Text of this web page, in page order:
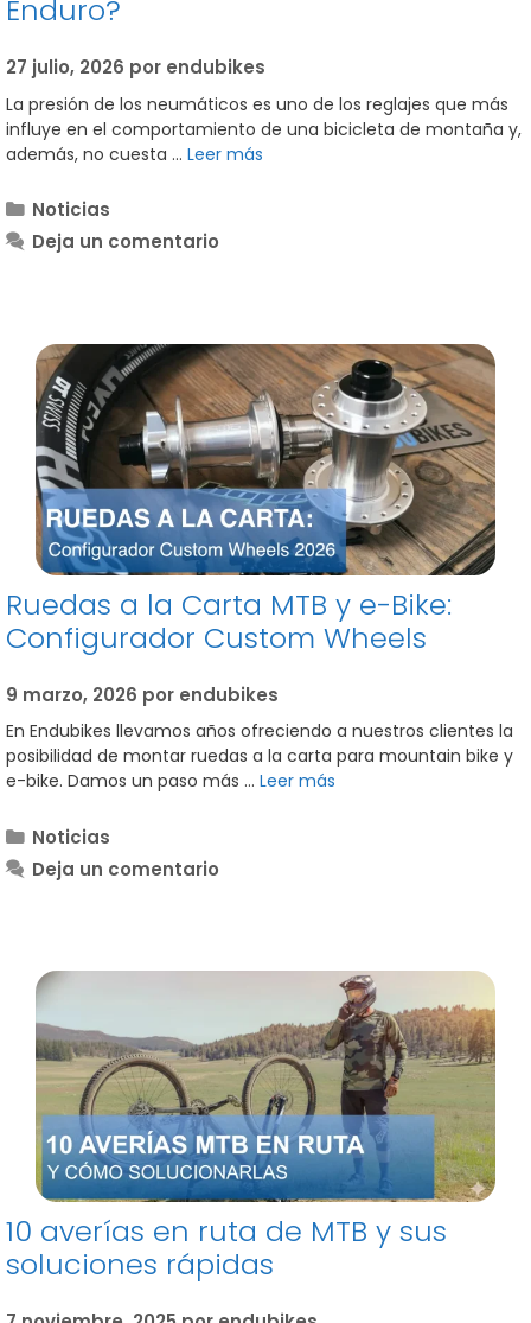
Enduro?
27 julio, 2026 por endubikes
La presión de los neumáticos es uno de los reglajes que más
influye en el comportamiento de una bicicleta de montaña y,
además, no cuesta … Leer más
Categorías
Noticias
Deja un comentario
Ruedas a la Carta MTB y e-Bike:
Configurador Custom Wheels
9 marzo, 2026 por endubikes
En Endubikes llevamos años ofreciendo a nuestros clientes la
posibilidad de montar ruedas a la carta para mountain bike y
e-bike. Damos un paso más … Leer más
Categorías
Noticias
Deja un comentario
10 averías en ruta de MTB y sus
soluciones rápidas